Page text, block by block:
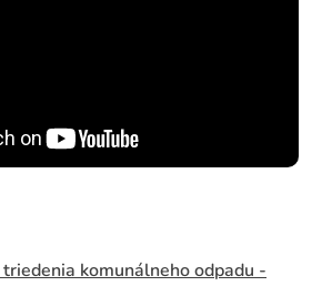
komunálneho odpadu -